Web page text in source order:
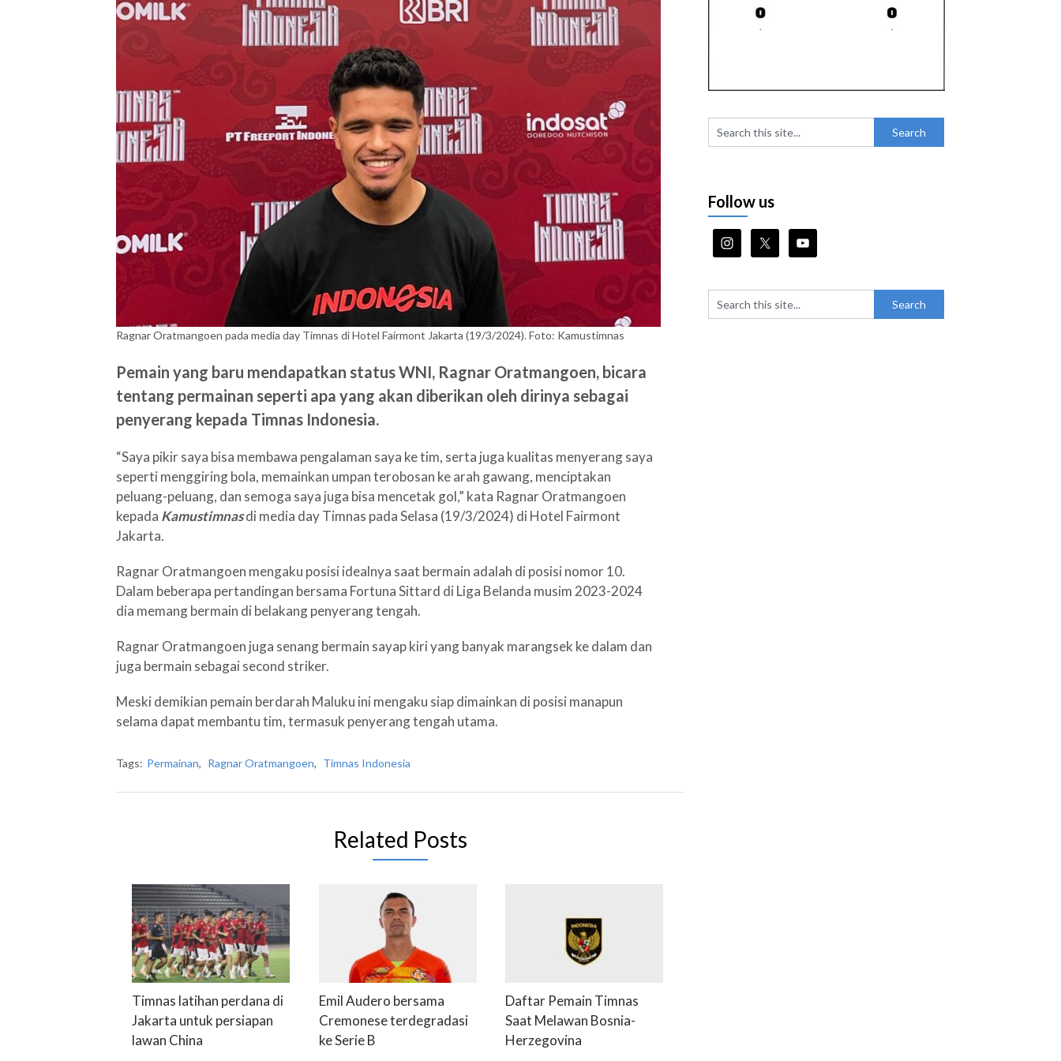
Ragnar Oratmangoen pada media day Timnas di Hotel Fairmont Jakarta (19/3/2024). Foto: Kamustimnas
Pemain yang baru mendapatkan status WNI, Ragnar Oratmangoen, bicara
tentang permainan seperti apa yang akan diberikan oleh dirinya sebagai
penyerang kepada Timnas Indonesia.
“Saya pikir saya bisa membawa pengalaman saya ke tim, serta juga kualitas menyerang saya
seperti menggiring bola, memainkan umpan terobosan ke arah gawang, menciptakan
peluang-peluang, dan semoga saya juga bisa mencetak gol,” kata Ragnar Oratmangoen
kepada Kamustimnasdi media day Timnas pada Selasa (19/3/2024) di Hotel Fairmont
Jakarta.
Ragnar Oratmangoen mengaku posisi idealnya saat bermain adalah di posisi nomor 10.
Dalam beberapa pertandingan bersama Fortuna Sittard di Liga Belanda musim 2023-2024
dia memang bermain di belakang penyerang tengah.
Ragnar Oratmangoen juga senang bermain sayap kiri yang banyak marangsek ke dalam dan
juga bermain sebagai second striker.
Meski demikian pemain berdarah Maluku ini mengaku siap dimainkan di posisi manapun
selama dapat membantu tim, termasuk penyerang tengah utama.
Tags: Permainan, Ragnar Oratmangoen, Timnas Indonesia
Related Posts
Timnas latihan perdana di
Jakarta untuk persiapan
lawan China
Emil Audero bersama
Cremonese terdegradasi
ke Serie B
Daftar Pemain Timnas
Saat Melawan Bosnia-
Herzegovina
Follow us